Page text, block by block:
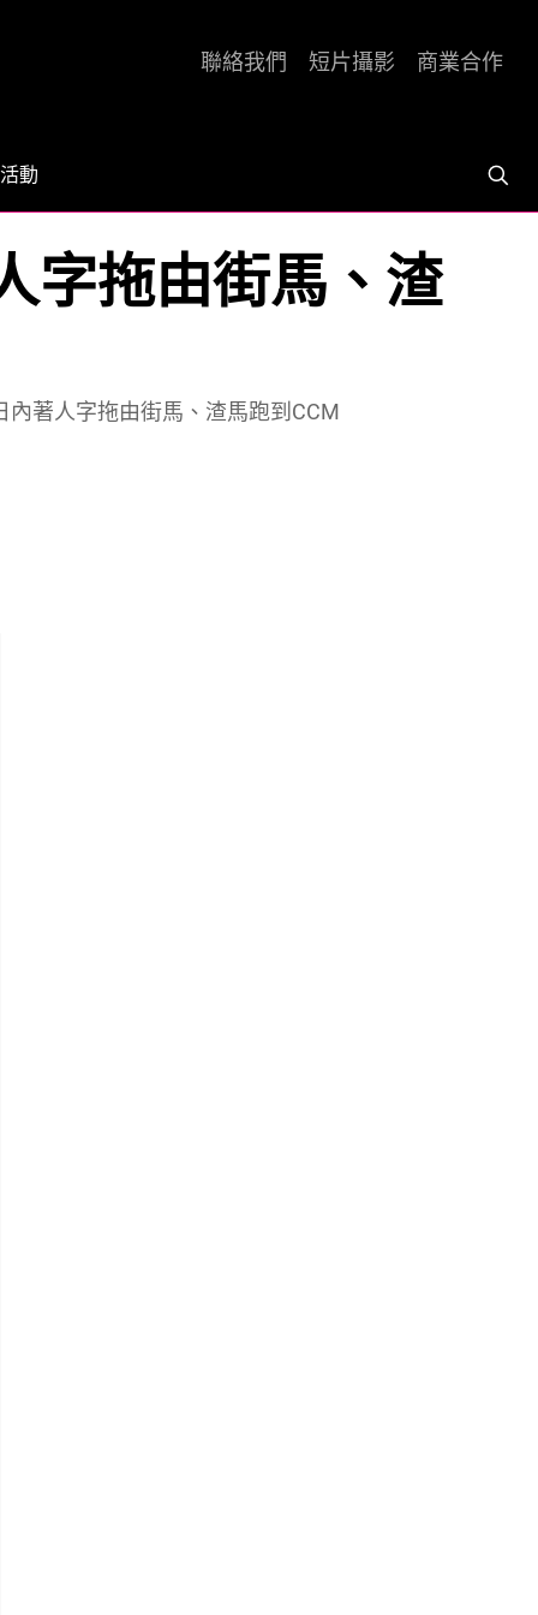
活動
聯絡我們 短片攝影 商業合作
字拖由街馬、渣
著人字拖由街馬、渣馬跑到CCM